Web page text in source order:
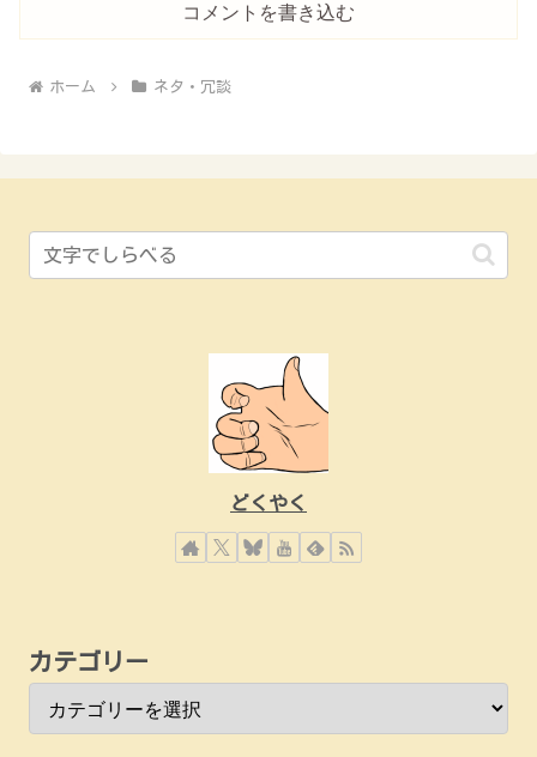
コメントを書き込む
ホーム ネタ・冗談
どくやく
カテゴリー